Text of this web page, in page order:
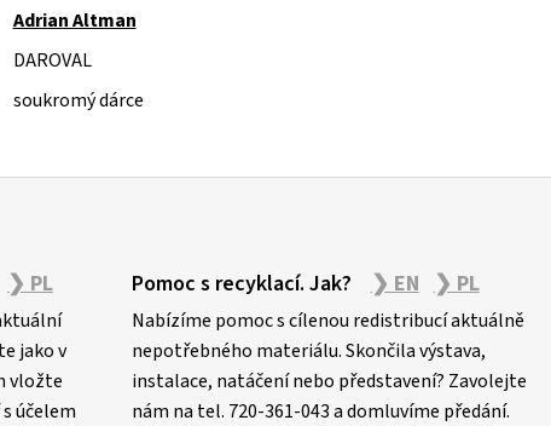
Adrian Altman
DAROVAL
soukromý dárce
❯ PL
jako v
vložte
účelem
Pomoc s recyklací. Jak? ❯ EN ❯ PL
Nabízíme pomoc s cílenou redistribucí aktuálně
nepotřebného materiálu. Skončila výstava,
instalace, natáčení nebo představení? Zavolejte
nám na tel. 720-361-043 a domluvíme předání.